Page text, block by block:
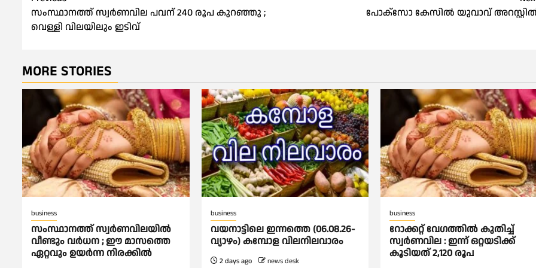
navigation
സംസ്ഥാനത്ത് സ്വർണവില പവന് 240 രൂപ കുറഞ്ഞു ;
വെള്ളി വിലയിലും ഇടിവ്
പോക്സോ കേസിൽ യുവാവ്
MORE STORIES
business
സംസ്ഥാനത്ത് സ്വര്‍ണവിലയില്‍
വീണ്ടും വര്‍ധന ; ഈ മാസത്തെ
ഏറ്റവും ഉയര്‍ന്ന നിരക്കില്‍
business
വയനാട്ടിലെ ഇന്നത്തെ (06.08.26-
വ്യാഴം) കമ്പോള വിലനിലവാരം
2 days ago news desk
business
റോക്കറ്റ് വേഗത്തില്‍ കുതിച്ച്
സ്വര്‍ണവില : ഇന്ന് ഒറ്റയടിക്ക്
കൂടിയത് 2,120 രൂപ